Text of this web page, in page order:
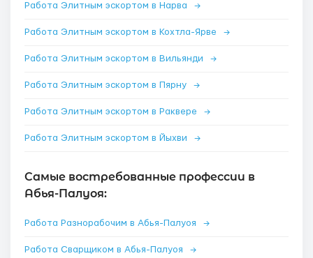
Работа Элитным эскортом в Нарва →
Работа Элитным эскортом в Кохтла-Ярве →
Работа Элитным эскортом в Вильянди →
Работа Элитным эскортом в Пярну →
Работа Элитным эскортом в Раквере →
Работа Элитным эскортом в Йыхви →
Самые востребованные профессии в
Абья-Палуоя:
Работа Разнорабочим в Абья-Палуоя →
Работа Сварщиком в Абья-Палуоя →